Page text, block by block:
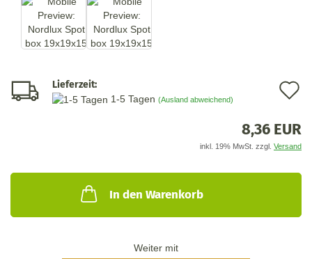
Lieferzeit:
1-5 Tagen (Ausland abweichend)
8,36 EUR
inkl. 19% MwSt. zzgl. Versand
In den Warenkorb
Weiter mit